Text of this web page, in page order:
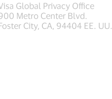
Global Privacy Office
Metro Center Blvd.
City, CA, 94404 EE. UU.